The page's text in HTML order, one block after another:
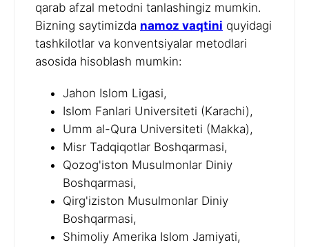
qarab afzal metodni tanlashingiz mumkin.
Bizning saytimizda namoz vaqtini quyidagi
tashkilotlar va konventsiyalar metodlari
asosida hisoblash mumkin:
Jahon Islom Ligasi,
Islom Fanlari Universiteti (Karachi),
Umm al-Qura Universiteti (Makka),
Misr Tadqiqotlar Boshqarmasi,
Qozog'iston Musulmonlar Diniy
Boshqarmasi,
Qirg'iziston Musulmonlar Diniy
Boshqarmasi,
Shimoliy Amerika Islom Jamiyati,